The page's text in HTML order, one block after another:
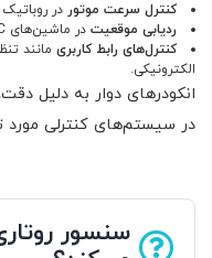
کنترل سرعت موتور در
ردیابی موقعیت در ماشین‌های CNC.
کنترل‌های رابط کاربری مانند
الکترونیکی.
انکودرهای دوار به دلیل
در سیستم‌های کنترلی مورد
سنسور